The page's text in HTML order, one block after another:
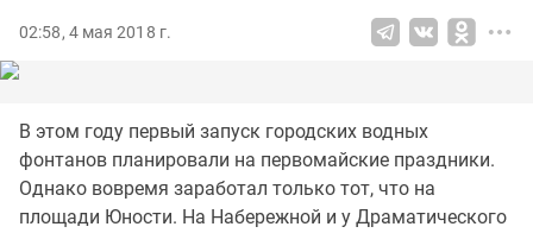
02:58, 4 мая 2018 г.
В этом году первый запуск городских водных
фонтанов планировали на первомайские праздники.
Однако вовремя заработал только тот, что на
площади Юности. На Набережной и у Драматического